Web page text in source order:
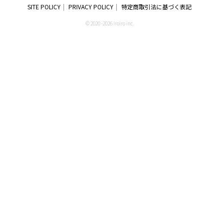
SITE POLICY PRIVACY POLICY 特定商取引法に基づく表記
© 2020 -2026 iroiro inc.